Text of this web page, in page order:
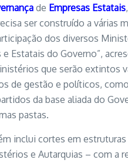
de Empresas Estatais
ser construído a várias
dos diversos
Estatais do Governo”,
que serão extintos
de gestão e políticos,
da base aliada do
pastas.
inclui cortes em
e Autarquias – com a